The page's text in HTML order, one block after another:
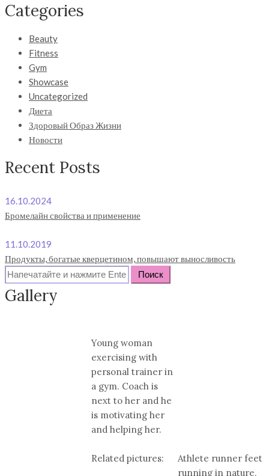
Categories
Beauty
Fitness
Gym
Showcase
Uncategorized
Диета
Здоровый Образ Жизни
Новости
Recent Posts
16.10.2024
Бромелайн свойства и применение
11.10.2019
Продукты, богатые кверцетином, повышают выносливость
Search
for:
Gallery
Young woman
exercising with
personal trainer in
a gym. Coach is
next to her and he
is motivating her
and helping her.
Related pictures:
Athlete runner feet
running in nature,